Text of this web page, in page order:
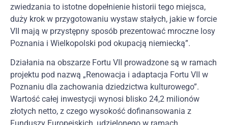
zwiedzania to istotne dopełnienie historii tego miejsca,
duży krok w przygotowaniu wystaw stałych, jakie w forcie
VII mają w przystępny sposób prezentować mroczne losy
Poznania i Wielkopolski pod okupacją niemiecką”.
Działania na obszarze Fortu VII prowadzone są w ramach
projektu pod nazwą „Renowacja i adaptacja Fortu VII w
Poznaniu dla zachowania dziedzictwa kulturowego”.
Wartość całej inwestycji wynosi blisko 24,2 milionów
złotych netto, z czego wysokość dofinansowania z